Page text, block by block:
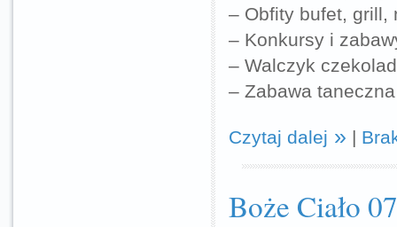
– Obfity bufet, grill,
– Konkursy i
– Walczyk
– Zabawa
Czytaj dalej |
Boże Ciało